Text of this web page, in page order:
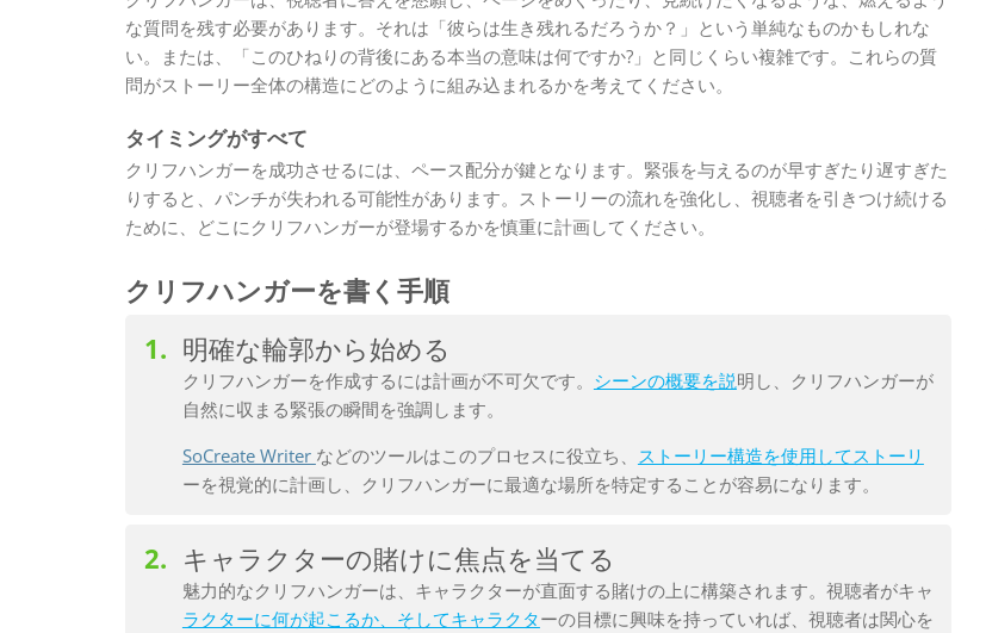
な質問を残す必要があります。それは「彼らは生き残れるだろうか？」という単純なものかもしれな
い。または、「このひねりの背後にある本当の意味は何ですか?」と同じくらい複雑です。これらの質
問がストーリー全体の構造にどのように組み込まれるかを考えてください。
タイミングがすべて
クリフハンガーを成功させるには、ペース配分が鍵となります。緊張を与えるのが早すぎたり遅すぎた
りすると、パンチが失われる可能性があります。ストーリーの流れを強化し、視聴者を引きつけ続ける
ために、どこにクリフハンガーが登場するかを慎重に計画してください。
クリフハンガーを書く手順
明確な輪郭から始める
クリフハンガーを作成するには計画が不可欠です。 シーンの概要を説明し、クリフハンガーが
自然に収まる緊張の瞬間を強調します。
SoCreate Writer などのツールはこのプロセスに役立ち、
ストーリー構造を使用してストーリ
ーを視覚的に計画し、クリフハンガーに最適な場所を特定することが容易になります。
キャラクターの賭けに焦点を当てる
魅力的なクリフハンガーは、キャラクターが直面する賭けの上に構築されます。視聴者がキャ
ラクターに何が起こるか、そしてキャラクターの目標に興味を持っていれば、視聴者は関心を